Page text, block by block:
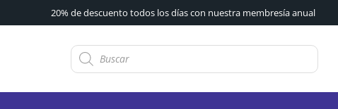
20% de descuento todos los días con nuestra membresía anual
Búsqueda
de
productos